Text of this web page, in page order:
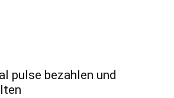
pulse bezahlen und